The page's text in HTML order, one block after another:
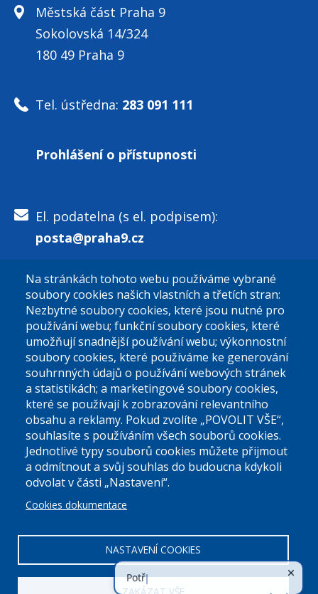
Městská část Praha 9
Sokolovská 14/324
180 49 Praha 9
Tel. ústředna: 283 091 111
Prohlášení o přístupnosti
El. podatelna (s el. podpisem):
posta@praha9.cz
El. podatelna (bez el. podpisu):
podatelna@praha9.cz
Úřední dny:
Po a St: 08.00-12.00; 13.00-18.00
Úřední hodiny
00063894DIČ:CZ00063894
Na stránkách tohoto webu používáme vybrané
soubory cookies našich vlastních a třetích stran:
Nezbytné soubory cookies, které jsou nutné pro
používání webu; funkční soubory cookies, které
umožňují snadnější používání webu; výkonnostní
soubory cookies, které používáme ke generování
souhrnných údajů o používání webových stránek
a statistikách; a marketingové soubory cookies,
které se používají k zobrazování relevantního
obsahu a reklamy. Pokud zvolíte „POVOLIT VŠE“,
souhlasíte s používáním všech souborů cookies.
Jednotlivé typy souborů cookies můžete přijmout
a odmítnout a svůj souhlas do budoucna kdykoli
odvolat v části „Nastavení“.
Cookies dokumentace
NASTAVENÍ COOKIES